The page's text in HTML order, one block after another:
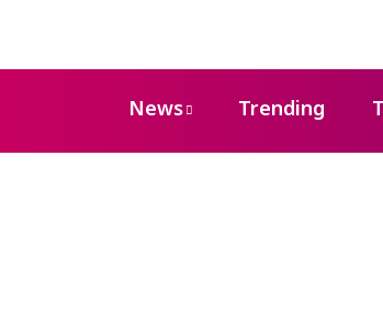
News Trending